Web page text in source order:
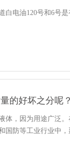
白电油120号和6号
的好坏之分呢
体，因为用途广泛
国防等工业行业中